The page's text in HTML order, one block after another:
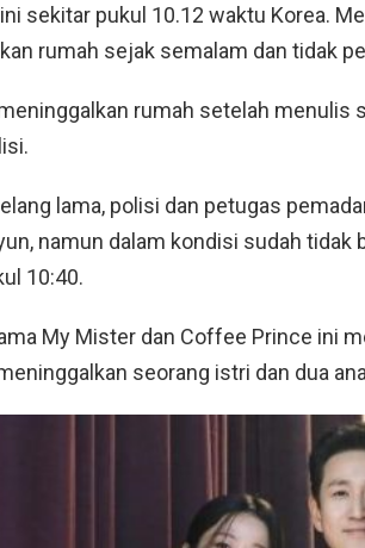
sekitar pukul 10.12 waktu Korea.
rumah sejak semalam dan tidak
rumah setelah menulis
lama, polisi dan petugas
namun dalam kondisi sudah tidak
10:40.
My Mister dan Coffee Prince ini
seorang istri dan dua